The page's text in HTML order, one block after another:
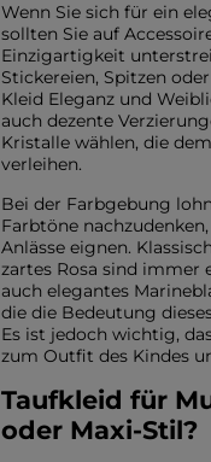
Wenn Sie sich für ein
sollten Sie auf
Einzigartigkeit
Stickereien, Spitzen
Kleid Eleganz und
auch dezente
Kristalle wählen, die
verleihen.
Bei der Farbgebung
Farbtöne
Anlässe eignen.
zartes Rosa sind immer
auch elegantes
die die Bedeutung
Es ist jedoch wichtig,
zum Outfit des Kindes
Taufkleid für
oder Maxi-Stil?